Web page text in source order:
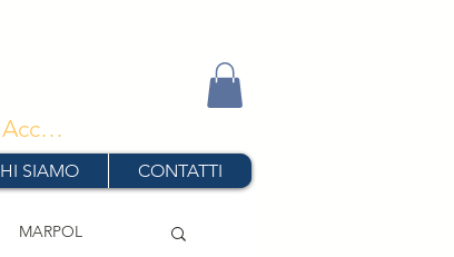
Accedi
SIAMO CONTATTI
MARPOL